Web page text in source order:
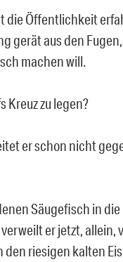
die Öffentlichkeit
gerät aus den Fugen,
machen will.
Kreuz zu legen?
er schon nicht
Säugefisch in die
er jetzt, allein,
riesigen kalten